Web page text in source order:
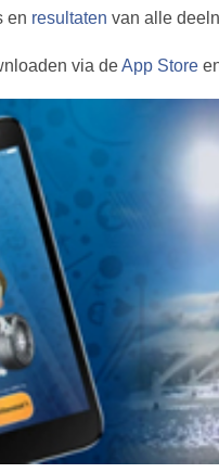
en resultaten van alle
via deApp Store